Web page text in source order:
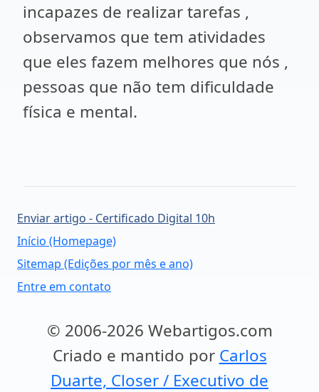
incapazes de realizar tarefas ,
observamos que tem atividades
que eles fazem melhores que nós ,
pessoas que não tem dificuldade
física e mental.
Enviar artigo - Certificado Digital 10h
Início (Homepage)
Sitemap (Edições por mês e ano)
Entre em contato
© 2006-2026 Webartigos.com
Criado e mantido por Carlos
Duarte, Closer / Executivo de